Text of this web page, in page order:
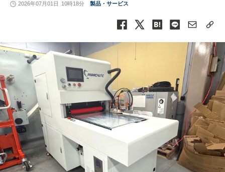
2026年07月01日 10時18分 製品・サービス